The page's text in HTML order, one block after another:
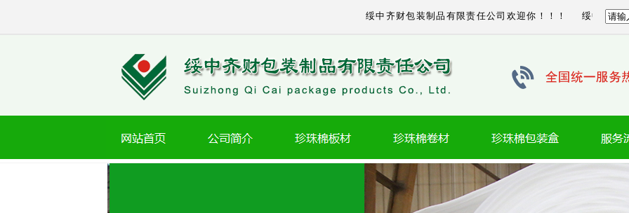
绥中齐财包装制品有限责任公司欢迎你！！！ 绥中齐财包